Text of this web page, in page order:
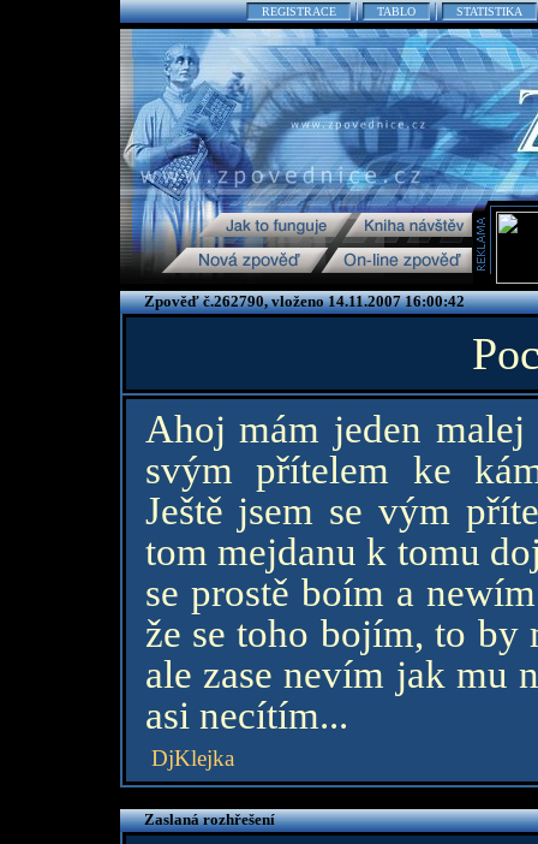
REGISTRACE TABLO STATISTIKA
Zpověď č.262790, vloženo 14.11.2007 16:00:42
Ahoj mám jeden
svým přítelem ke
Ještě jsem se vým
tom mejdanu k tomu
se prostě boím a
že se toho bojím, to
ale zase nevím jak mu
asi necítím...
DjKlejka
Zaslaná rozhřešení